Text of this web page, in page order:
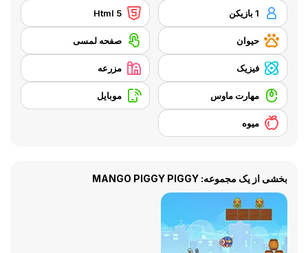
1 بازیکن Html 5
حیوان صفحه لمسی
فیزیک مزرعه
مهارت ماوس موبایل
میوه
بخشی از یک مجموعه: MANGO PIGGY PIGGY